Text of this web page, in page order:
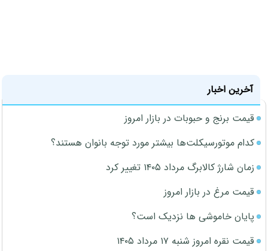
آخرین اخبار
قیمت برنج و حبوبات در بازار امروز
کدام موتورسیکلت‌ها بیشتر مورد توجه بانوان هستند؟
زمان شارژ کالابرگ مرداد ۱۴۰۵ تغییر کرد
قیمت مرغ در بازار امروز
پایان خاموشی ها نزدیک است؟
قیمت نقره امروز شنبه ۱۷ مرداد ۱۴۰۵